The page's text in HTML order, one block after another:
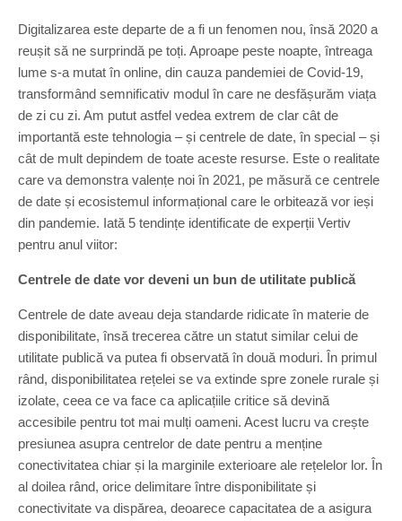
Digitalizarea este departe de a fi un fenomen nou, însă 2020 a
reușit să ne surprindă pe toți. Aproape peste noapte, întreaga
lume s-a mutat în online, din cauza pandemiei de Covid-19,
transformând semnificativ modul în care ne desfășurăm viața
de zi cu zi. Am putut astfel vedea extrem de clar cât de
importantă este tehnologia – și centrele de date, în special – și
cât de mult depindem de toate aceste resurse. Este o realitate
care va demonstra valențe noi în 2021, pe măsură ce centrele
de date și ecosistemul informațional care le orbitează vor ieși
din pandemie. Iată 5 tendințe identificate de experții Vertiv
pentru anul viitor:
Centrele de date vor deveni un bun de utilitate publică
Centrele de date aveau deja standarde ridicate în materie de
disponibilitate, însă trecerea către un statut similar celui de
utilitate publică va putea fi observată în două moduri. În primul
rând, disponibilitatea rețelei se va extinde spre zonele rurale și
izolate, ceea ce va face ca aplicațiile critice să devină
accesibile pentru tot mai mulți oameni. Acest lucru va crește
presiunea asupra centrelor de date pentru a menține
conectivitatea chiar și la marginile exterioare ale rețelelor lor. În
al doilea rând, orice delimitare între disponibilitate și
conectivitate va dispărea, deoarece capacitatea de a asigura